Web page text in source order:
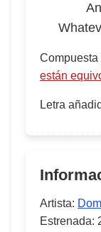
Compuesta
están
Letra
Artista:
Estrenada: